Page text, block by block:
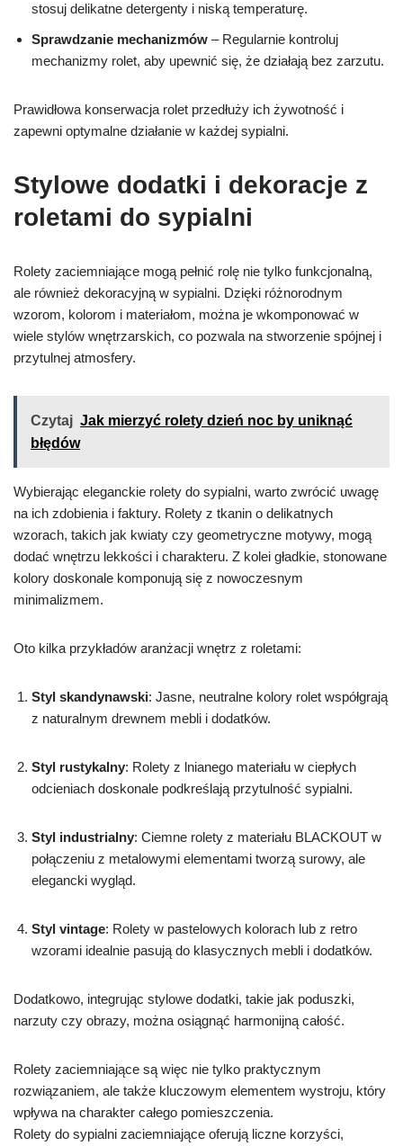
stosuj delikatne detergenty i niską temperaturę.
Sprawdzanie mechanizmów – Regularnie kontroluj
mechanizmy rolet, aby upewnić się, że działają bez zarzutu.
Prawidłowa konserwacja rolet przedłuży ich żywotność i
zapewni optymalne działanie w każdej sypialni.
Stylowe dodatki i dekoracje z
roletami do sypialni
Rolety zaciemniające mogą pełnić rolę nie tylko funkcjonalną,
ale również dekoracyjną w sypialni. Dzięki różnorodnym
wzorom, kolorom i materiałom, można je wkomponować w
wiele stylów wnętrzarskich, co pozwala na stworzenie spójnej i
przytulnej atmosfery.
Czytaj Jak mierzyć rolety dzień noc by uniknąć
błędów
Wybierając eleganckie rolety do sypialni, warto zwrócić uwagę
na ich zdobienia i faktury. Rolety z tkanin o delikatnych
wzorach, takich jak kwiaty czy geometryczne motywy, mogą
dodać wnętrzu lekkości i charakteru. Z kolei gładkie, stonowane
kolory doskonale komponują się z nowoczesnym
minimalizmem.
Oto kilka przykładów aranżacji wnętrz z roletami:
Styl skandynawski: Jasne, neutralne kolory rolet współgrają
z naturalnym drewnem mebli i dodatków.
Styl rustykalny: Rolety z lnianego materiału w ciepłych
odcieniach doskonale podkreślają przytulność sypialni.
Styl industrialny: Ciemne rolety z materiału BLACKOUT w
połączeniu z metalowymi elementami tworzą surowy, ale
elegancki wygląd.
Styl vintage: Rolety w pastelowych kolorach lub z retro
wzorami idealnie pasują do klasycznych mebli i dodatków.
Dodatkowo, integrując stylowe dodatki, takie jak poduszki,
narzuty czy obrazy, można osiągnąć harmonijną całość.
Rolety zaciemniające są więc nie tylko praktycznym
rozwiązaniem, ale także kluczowym elementem wystroju, który
wpływa na charakter całego pomieszczenia.
Rolety do sypialni zaciemniające oferują liczne korzyści,